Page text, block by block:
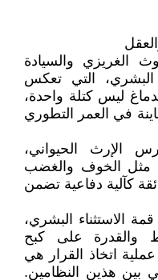
الغريزي والسيادة
البشري، التي تعكس
ليس كتلة واحدة،
في العمر التطوري
الإرث الحيواني،
مثل الخوف والغضب
كآلية دفاعية تضمن
الاستثناء البشري،
والقدرة على كبح
اتخاذ القرار هي
بين هذين النظامين.